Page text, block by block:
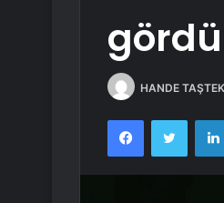
HANDE
Facebook